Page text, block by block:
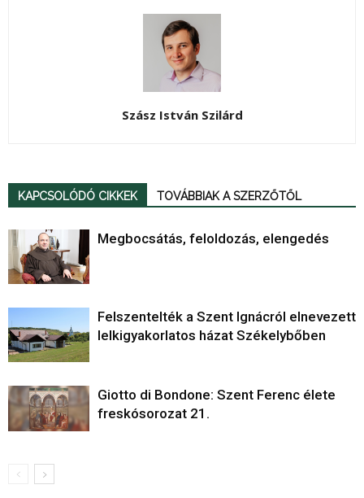
Szász István Szilárd
KAPCSOLÓDÓ CIKKEK TOVÁBBIAK A SZERZŐTŐL
Megbocsátás, feloldozás, elengedés
Felszentelték a Szent Ignácról elnevezett
lelkigyakorlatos házat Székelybőben
Giotto di Bondone: Szent Ferenc élete
freskósorozat 21.